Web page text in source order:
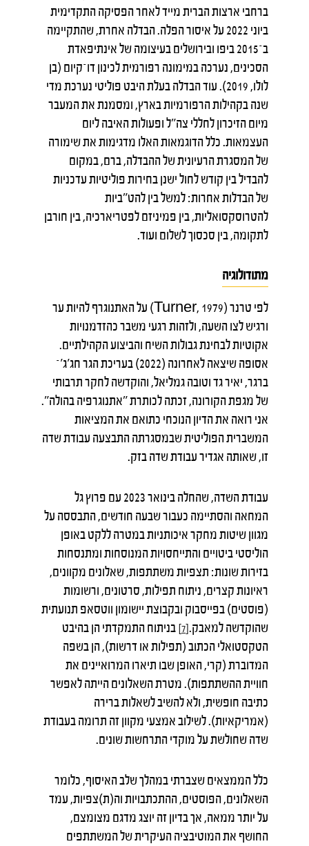
ברחבי ארצות הברית מייד לאחר הפסיקה התקדימית
ביוני 2022 על איסור הפלה. הבדלה אחרת, שהתקיימה
ב־2015 ביפו ובירושלים בעיצומה של אינתיפאדת
הסכינים, נערכה במימונה רפורמית לכינון דו־קיום (בן
לולו, 2019). עוד הבדלה בעלת היבט פוליטי נערכת מדי
שנה בקהילות הרפורמיות בארץ, ומסמנת את המעבר
מיום הזיכרון לחללי צה"ל ופעולות האיבה ליום
העצמאות. כלל הדוגמאות האלו מדגימות את שימורה
של המסגרת הרעיונית של ההבדלה, ברם, במקום
להבדיל בין קודש לחול ישנן בחירות פוליטיות עדכניות
של הבדלות אחרות: למשל בין להט"ביות
להטרוסקסואליות, בין פמיניזם לפטריארכיה, בין חורבן
לתקומה, בין סכסוך לשלום ועוד.
מתודולוגיה
לפי טרנר (Turner, 1979) על האתנוגרף להיות ער
ורגיש לצו השעה, ולזהות רגעי משבר כהזדמנויות
אקוטיות לבחינת גבולות השיח והביצוע הקהילתיים.
אסופה שיצאה לאחרונה (2022) בעריכת הגר חג'ג'־
ברגר, יאיר גד וטובה גמליאל, והוקדשה לחקר תרבותי
של מגפת הקורונה, זכתה לכותרת "אתנוגרפיה בהולה".
אני רואה את הדיון הנוכחי כתואם את המציאות
המשברית הפוליטית שבמסגרתה התבצעה עבודת שדה
זו, שאותה אגדיר עבודת שדה בזק.
עבודת השדה, שהחלה בינואר 2023 עם פרוץ גל
המחאה והסתיימה כעבור שבעה חודשים, התבססה על
מגוון שיטות מחקר איכותניות במטרה ללקט באופן
הוליסטי ביטויים והתייחסויות המנוסחות ומתנסחות
בזירות שונות: תצפיות משתתפות, שאלונים מקוונים,
ראיונות קצרים, ניתוח תפילות, סרטונים, ורשומות
(פוסטים) בפייסבוק ובקבוצת יישומון ווטסאפ תנועתית
שהוקדשה למאבק.[7]
בניתוח התמקדתי הן בהיבט
הטקסטואלי הכתוב (תפילות או דרשות), הן בשפה
המדוברת (קרי, האופן שבו תיארו המרואיינים את
חוויית ההשתתפות). מטרת השאלונים הייתה לאפשר
כתיבה חופשית, ולא להשיב לשאלות ברירה
(אמריקאיות). לשילוב אמצעי מקוון זה תרומה בעבודת
שדה שחולשת על מוקדי התרחשות שונים.
כלל הממצאים שצברתי במהלך שלב האיסוף, כלומר
השאלונים, הפוסטים, ההתכתבויות וה(ת)צפיות, עמד
על יותר ממאה, אך בדיון זה יוצג מדגם מצומצם,
החושף את המוטיבציה העיקרית של המשתתפים